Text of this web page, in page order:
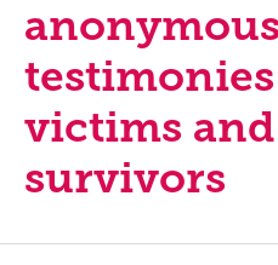
anonymous
victims and
survivors